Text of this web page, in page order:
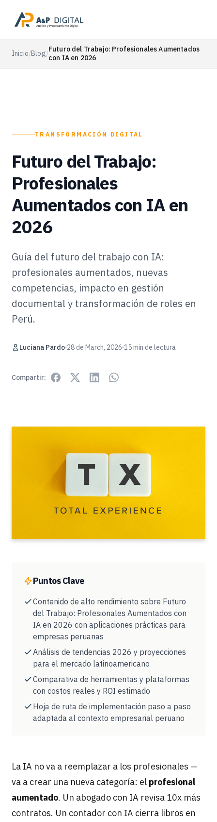
Inicio/Blog/Futuro del Trabajo: Profesionales Aumentados
con IA en 2026
TRANSFORMACIÓN DIGITAL
Futuro del Trabajo:
Profesionales
Aumentados con IA en
2026
Guía del futuro del trabajo con IA:
profesionales aumentados, nuevas
competencias, impacto en gestión
documental y transformación de roles en
Perú.
Luciana Pardo 28 de March, 2026 15 min de lectura
Compartir:
Puntos Clave
Contenido de alto rendimiento sobre Futuro
del Trabajo: Profesionales Aumentados con
IA en 2026 con aplicaciones prácticas para
empresas peruanas
Análisis de tendencias 2026 y proyecciones
para el mercado latinoamericano
Comparativa de herramientas y plataformas
con costos reales y ROI estimado
Hoja de ruta de implementación paso a paso
adaptada al contexto empresarial peruano
La IA no va a reemplazar a los profesionales —
va a crear una nueva categoría: el profesional
aumentado. Un abogado con IA revisa 10x más
contratos. Un contador con IA cierra libros en